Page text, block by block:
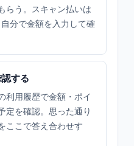
らう。スキャン払いは
分で金額を入力して確
する
利用履歴で金額・ポイ
定を確認。思った通り
ここで答え合わせす